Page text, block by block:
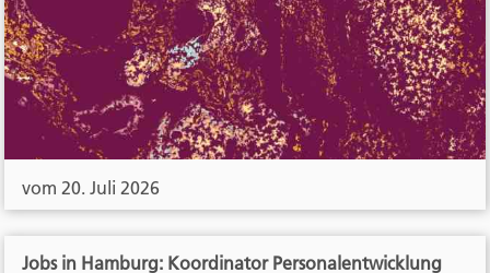
vom 20. Juli 2026
Jobs in Hamburg: Koordinator Personalentwicklung